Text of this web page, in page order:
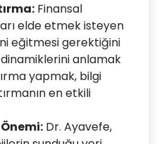
Finansal
elde etmek isteyen
eğitmesi gerektiğini
anlamak
yapmak, bilgi
en etkili
Dr. Ayavefe,